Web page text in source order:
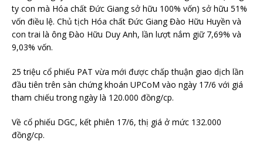
ty con mà Hóa chất Đức Giang sở hữu 100% vốn) sở hữu 51%
vốn điều lệ. Chủ tịch Hóa chất Đức Giang Đào Hữu Huyền và
con trai là ông Đào Hữu Duy Anh, lần lượt nắm giữ 7,69% và
9,03% vốn.
25 triệu cổ phiếu PAT vừa mới được chấp thuận giao dịch lần
đầu tiên trên sàn chứng khoán UPCoM vào ngày 17/6 với giá
tham chiếu trong ngày là 120.000 đồng/cp.
Về cổ phiếu DGC, kết phiên 17/6, thị giá ở mức 132.000
đồng/cp.